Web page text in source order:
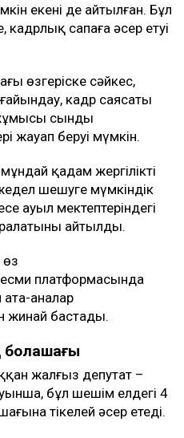
екені де айтылған. Бұл
кадрлық сапаға әсер етуі
өзгеріске сәйкес,
кадр саясаты
жұмысы сынды
жауап беруі мүмкін.
қадам жергілікті
шешуге мүмкіндік
ауыл мектептеріндегі
айтылды.
өз
платформасында
ата-аналар
бастады.
жалғыз депутат –
бұл шешім елдегі 4
тікелей әсер етеді.